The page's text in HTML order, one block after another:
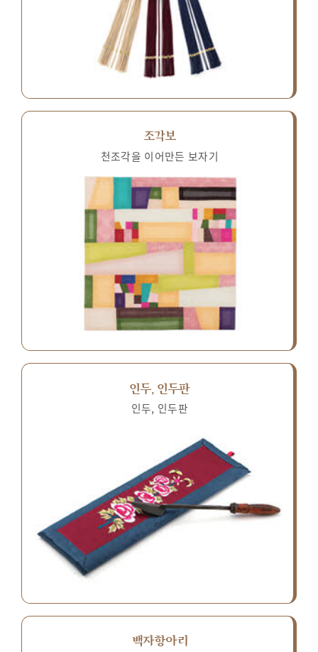
조각보
천조각을 이어만든 보자기
인두, 인두판
인두, 인두판
백자항아리